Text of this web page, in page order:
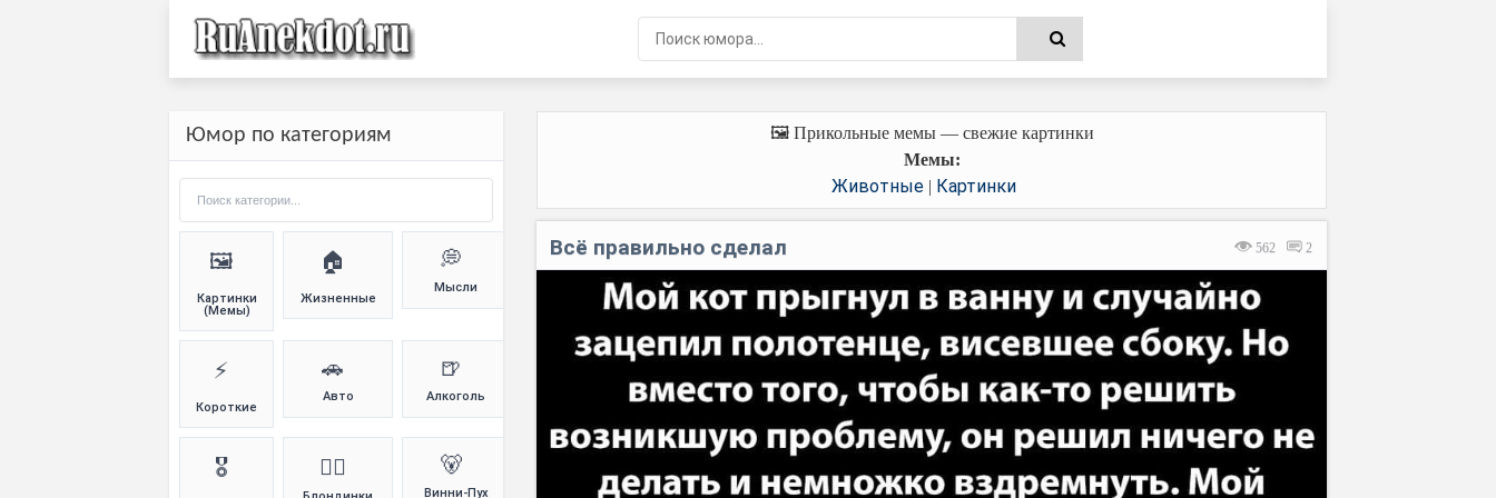
🖼️ Прикольные мемы — свежие картинки
Мемы:
Животные| Картинки
562 2
Всё правильно сделал
Юмор по категориям
🖼️
Картинки
(Мемы)
🏠
Жизненные
💭
Мысли
⚡
Короткие
🚗
Авто
🍺
Алкоголь
🎖️ 👱‍♀️ 🐻
Винни-Пух